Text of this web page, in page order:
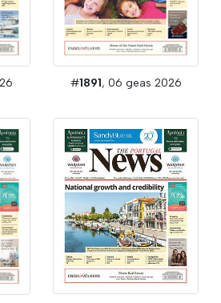
#1891, 06 geas 2026